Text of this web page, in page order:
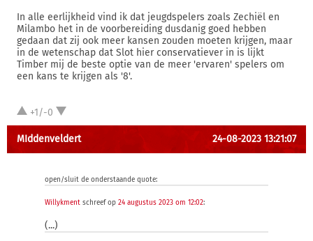
In alle eerlijkheid vind ik dat jeugdspelers zoals Zechiël en
Milambo het in de voorbereiding dusdanig goed hebben
gedaan dat zij ook meer kansen zouden moeten krijgen, maar
in de wetenschap dat Slot hier conservatiever in is lijkt
Timber mij de beste optie van de meer 'ervaren' spelers om
een kans te krijgen als '8'.
+1/-0
MIddenveldert 24-08-2023 13:21:07
open/sluit de onderstaande quote:
Willykment schreef op 24 augustus 2023 om 12:02:
(...)